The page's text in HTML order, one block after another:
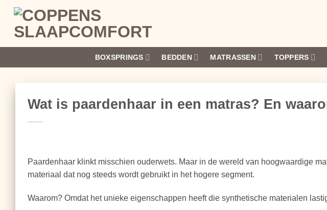
inhoud
BOXSPRINGS BEDDEN MATRASSEN TOPPERS
Wat is paardenhaar in een matras? En
Paardenhaar klinkt misschien ouderwets. Maar in de wereld van hoogwaardige
materiaal dat nog steeds wordt gebruikt in het hogere segment.
Waarom? Omdat het unieke eigenschappen heeft die synthetische materialen